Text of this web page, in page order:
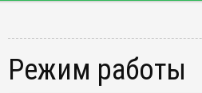
Режим работы